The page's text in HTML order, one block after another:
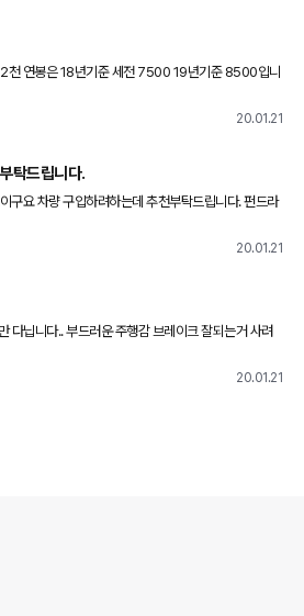
대아파트 거주
20.01.21
탁드립니다.
요 차량 구입하려하는데 추천부탁드립니다. 펀드라
, 먼미래 가족이생겨 뒷자리 카시트도 여유로운 차 생
20.01.21
다닙니다.. 부드러운 주행감 브레이크 잘되는거 사려
20.01.21